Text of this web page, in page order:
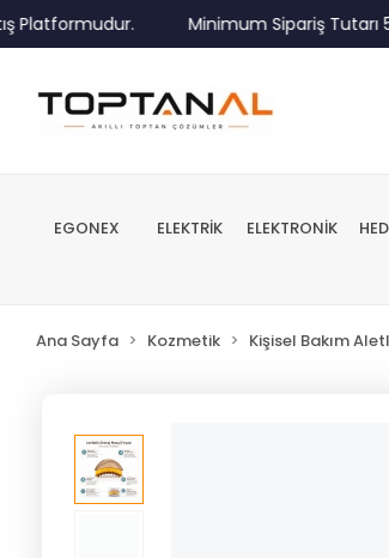
Minimum Sipariş Tutarı
EGONEX ELEKTRİK ELEKTRONİK
Ana Sayfa Kozmetik Kişisel Bakım